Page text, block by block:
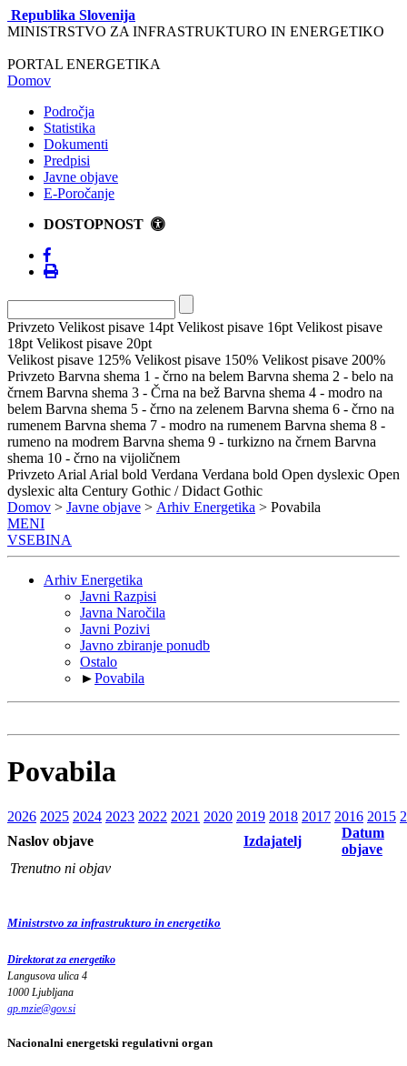
Republika Slovenija
MINISTRSTVO ZA INFRASTRUKTURO IN ENERGETIKO
PORTAL ENERGETIKA
Domov
Področja
Statistika
Dokumenti
Predpisi
Javne objave
E-Poročanje
DOSTOPNOST
Privzeto Velikost pisave 14pt Velikost pisave 16pt Velikost pisave
18pt Velikost pisave 20pt
Velikost pisave 125% Velikost pisave 150% Velikost pisave 200%
Privzeto Barvna shema 1 - črno na belem Barvna shema 2 - belo na
črnem Barvna shema 3 - Črna na bež Barvna shema 4 - modro na
belem Barvna shema 5 - črno na zelenem Barvna shema 6 - črno na
rumenem Barvna shema 7 - modro na rumenem Barvna shema 8 -
rumeno na modrem Barvna shema 9 - turkizno na črnem Barvna
shema 10 - črno na vijoličnem
Privzeto Arial Arial bold Verdana Verdana bold Open dyslexic Open
dyslexic alta Century Gothic / Didact Gothic
Domov > Javne objave > Arhiv Energetika > Povabila
MENI
VSEBINA
Arhiv Energetika
Javni Razpisi
Javna Naročila
Javni Pozivi
Javno zbiranje ponudb
Ostalo
►Povabila
Povabila
2026 2025 2024 2023 2022 2021 2020 2019 2018 2017 2016 2015
Naslov objave
Izdajatelj
Datum
objave
Trenutno ni objav
Ministrstvo za infrastrukturo in energetiko
Direktorat za energetiko
Langusova ulica 4
1000 Ljubljana
gp.mzie@gov.si
Nacionalni energetski regulativni organ